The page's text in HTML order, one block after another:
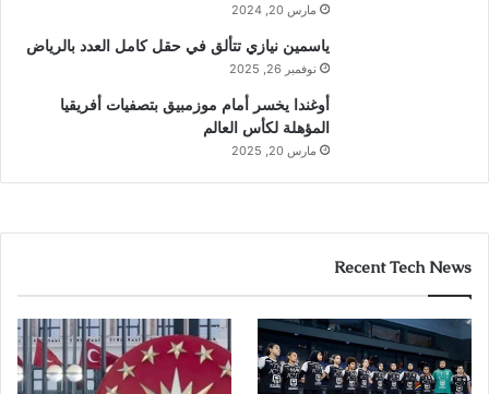
مارس 20, 2024
ياسمين نيازي تتألق في حقل كامل العدد بالرياض
نوفمبر 26, 2025
أوغندا يخسر أمام موزمبيق بتصفيات أفريقيا
المؤهلة لكأس العالم
مارس 20, 2025
Recent Tech News